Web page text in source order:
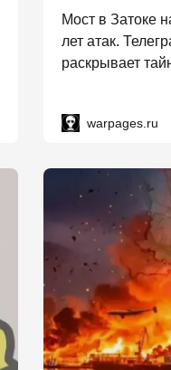
Мост в Затоке
лет атак.
раскрывает
warpages.ru